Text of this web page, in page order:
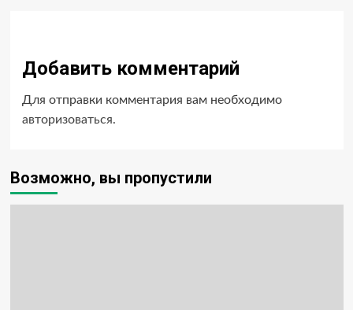
Добавить комментарий
Для отправки комментария вам необходимо
авторизоваться.
Возможно, вы пропустили